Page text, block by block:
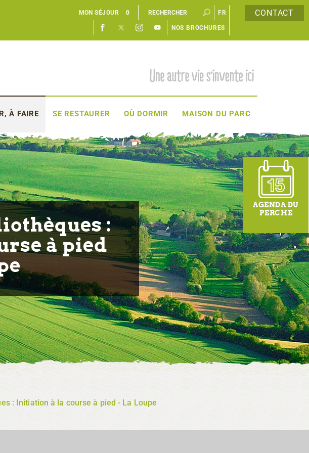
CONTACT
EN
FR
MON SÉJOUR 0
NOS BROCHURES
À FAIRE SE RESTAURER OÙ DORMIR MAISON DU PARC
:
à pied
: Initiation à la course à pied - La Loupe
AGENDA DU
PERCHE